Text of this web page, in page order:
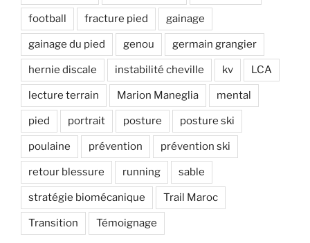
football fracture pied gainage
gainage du pied genou germain grangier
hernie discale instabilité cheville kv LCA
lecture terrain Marion Maneglia mental
pied portrait posture posture ski
poulaine prévention prévention ski
retour blessure running sable
stratégie biomécanique Trail Maroc
Transition Témoignage